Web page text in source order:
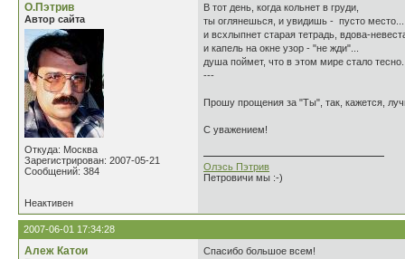
О.Пэтрив
Автор сайта
Откуда: Москва
Зарегистрирован: 2007-05-21
Сообщений: 384
В тот день, когда кольнет в груди,
ты оглянешься, и увидишь - пусто место...
и всхлыпнет старая тетрадь, вдова-
и капель на окне узор - "не жди"...
душа поймет, что в этом мире стало тесно.
---
Прошу прощения за "Ты", так, кажется,
С уважением!
Олэсь Пэтрив
Петровичи мы :-)
Неактивен
2007-06-01 17:34:28
Алеж Катои
Спасибо большое всем!